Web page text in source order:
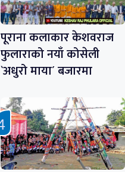
पूराना कलाकार केशवराज
फुलाराको नयाँ कोसेली
`अधुरो माया´ बजारमा